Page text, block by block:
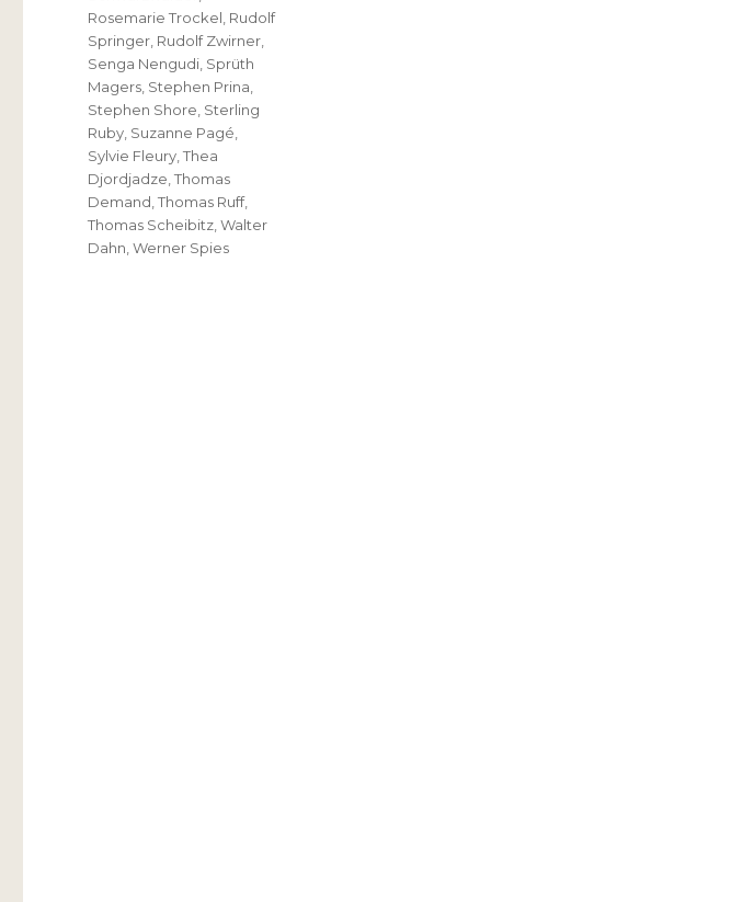
Rosemarie Trockel Rudolf
Springer Rudolf Zwirner
Senga Nengudi Sprüth
Magers Stephen Prina
Stephen Shore Sterling
Ruby Suzanne Pagé
Sylvie Fleury ,Thea
Djordjadze ,Thomas
Demand ,Thomas Ruff,
Thomas Scheibitz ,Walter
Dahn ,Werner Spies